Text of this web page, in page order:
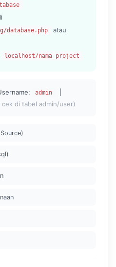
database.php atau
localhost/nama_project
admin
cek di tabel admin/user)